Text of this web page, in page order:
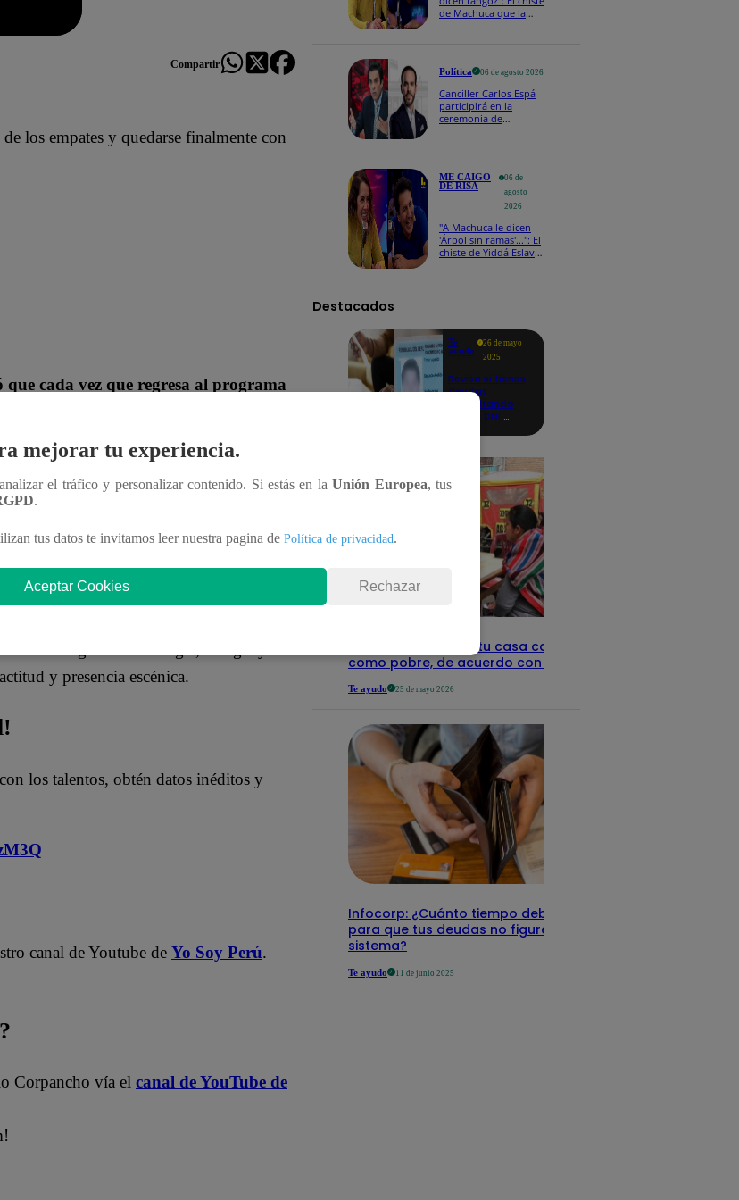
Compartir
los empates y quedarse finalmente con
cada vez que regresa al programa
entrevista previa a la batalla, dejando en
frente al consagrado Pájaro Gómez
la intensidad emocional
cargada de nostalgia, energía y
y presencia escénica.
los talentos, obtén datos inéditos y
canal de Youtube de Yo Soy Perú.
Corpancho vía el canal de YouTube de
de Machuca que la
Política 06 de agosto 2026
Canciller Carlos Espá
participirá en la
ceremonia de
ME CAIGO
DE RISA
06 de
agosto
2026
"A Machuca le dicen
'Árbol sin ramas'...": El
chiste de Yiddá Eslava
Destacados
Te
ayudo
26 de mayo
2025
Revisa si tienes
deudas
consultando
con tu DNI:
detalles
Revisa con tu DNI si tu casa califica
como pobre, de acuerdo con el Sisfoh
Te ayudo 25 de mayo 2026
Infocorp: ¿Cuánto tiempo debe pasar
para que tus deudas no figuren en su
sistema?
Te ayudo 11 de junio 2025
mejorar tu experiencia.
el tráfico y personalizar contenido. Si estás en laUnión Europea, tus
.
tus datos te invitamos leer nuestra pagina de Política de privacidad.
Aceptar Cookies Rechazar